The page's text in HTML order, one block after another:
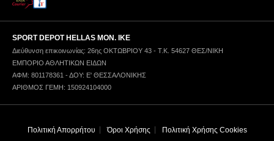
SPORT DEPOT HELLAS ΜΟΝ. ΙΚΕ
Διεύθυνση επικοινωνίας: 26ης ΟΚΤΩΒΡΙΟΥ 43 - Τ.Κ. 54627 ΘΕΣ/ΝΙΚΗ
ΕΜΠΟΡΙΟ ΑΘΛΗΤΙΚΩΝ ΕΙΔΩΝ
ΑΦΜ: 801178361 - ΔΟΥ: Ε' ΘΕΣΣΑΛΟΝΙΚΗΣ
ΑΡΙΘΜΟΣ ΓΕΜΗ: 150924104000
Πολιτική Απορρήτου Όροι Χρήσης Πολιτική Χρήσης Cookies